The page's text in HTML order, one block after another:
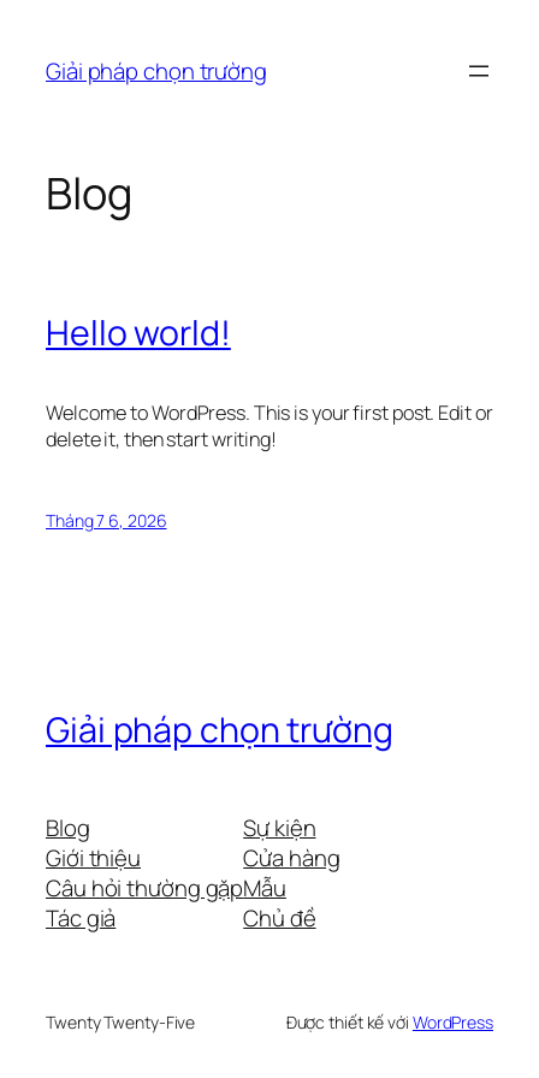
phầnGiải pháp chọn trường
Blog
Hello world!
Welcome to WordPress. This is your first post. Edit or
delete it, then start writing!
Tháng 7 6, 2026
Giải pháp chọn trường
Blog
Giới thiệu
Câu hỏi thường gặp
Tác giả
Sự kiện
Cửa hàng
Mẫu
Chủ đề
Twenty Twenty-Five Được thiết kế với WordPress